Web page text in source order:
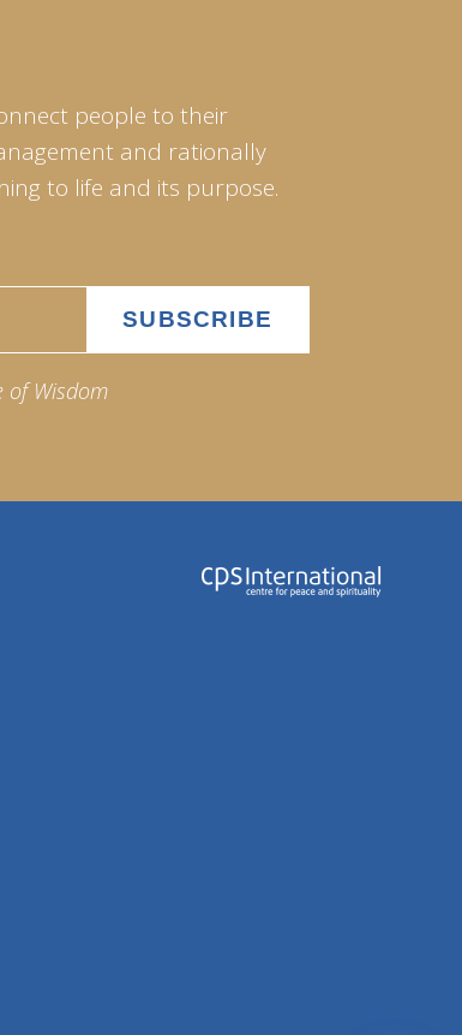
people to their
and rationally
to life and its purpose.
of Wisdom